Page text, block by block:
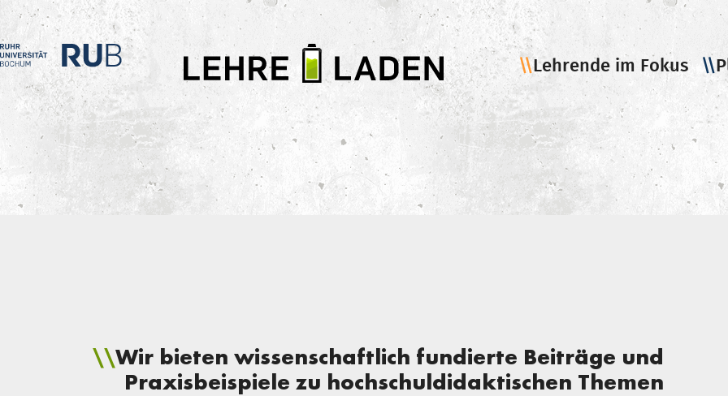
LEHRE
LADEN
Lehrende im Fokus
Wir bieten wissenschaftlich fundierte Beiträge und
Praxisbeispiele zu hochschuldidaktischen Themen